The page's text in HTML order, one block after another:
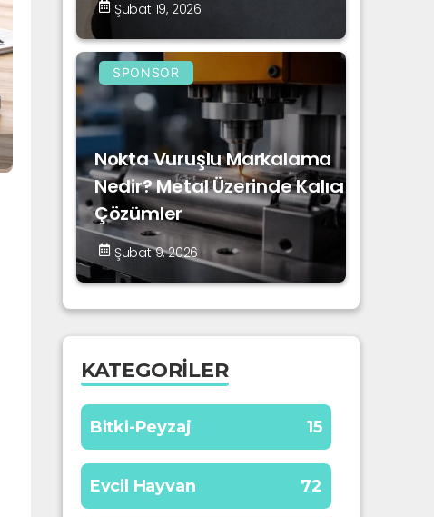
Şubat 19, 2026
SPONSOR
Nokta Vuruşlu Markalama
Nedir? Metal Üzerinde Kalıcı
Çözümler
Şubat 9, 2026
KATEGORILER
Bitki-Peyzaj 15
Evcil Hayvan 72